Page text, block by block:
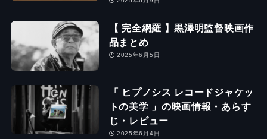
【 完全網羅 】黒澤明監督映画作
品まとめ
2025年6月5日
「 ヒプノシス レコードジャケッ
トの美学 」の映画情報・あらす
じ・レビュー
2025年6月4日